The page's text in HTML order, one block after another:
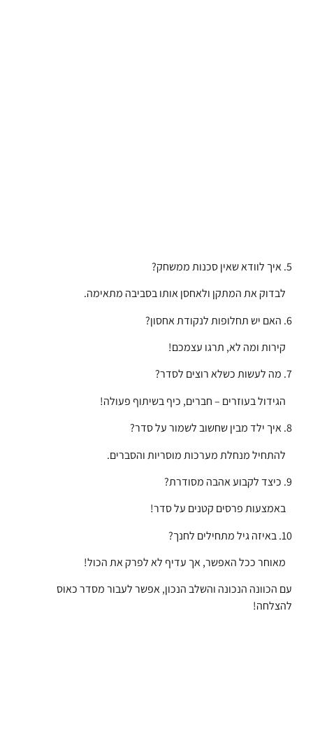
5. איך לוודא שאין סכנות ממשחק?
לבדוק את המתקן ולאחסן אותו בסביבה מתאימה.
6. האם יש תחלופות לנקודת אחסון?
קירות ומה לא, תרגו עצמכם!
7. מה לעשות כשלא רוצים לסדר?
הגידול בעוזרים – חברים, כיף בשיתוף פעולה!
8. איך ילד מבין שחשוב לשמור על סדר?
להתחיל מנחלת מערכות מוסריות והסברים.
9. כיצד לקבוע אהבה מסודרת?
באמצעות פרסים קטנים על סדר!
10. באיזה גיל מתחילים לחנך?
מאוחר ככל האפשר, אך עדיף לא לפרק את הכול!
עם הכוונה הנכונה והשלב הנכון, אפשר לעבור מסדר כאוס
להצלחה!